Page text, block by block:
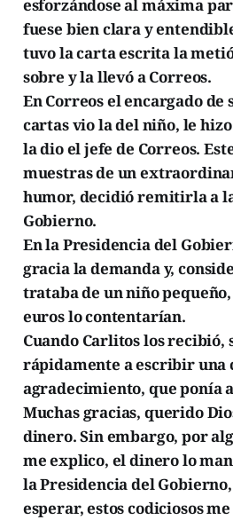
esforzándose al máxima
fuese bien clara y
tuvo la carta escrita la
sobre y la llevó a Correos.
En Correos el encargado de
cartas vio la del niño, le
la dio el jefe de Correos.
muestras de un
humor, decidió remitirla a
Gobierno.
En la Presidencia del
gracia la demanda y,
trataba de un niño
euros lo contentarían.
Cuando Carlitos los recibió,
rápidamente a escribir una
agradecimiento, que ponía
Muchas gracias, querido
dinero. Sin embargo, por
me explico, el dinero lo
la Presidencia del
esperar, estos codiciosos